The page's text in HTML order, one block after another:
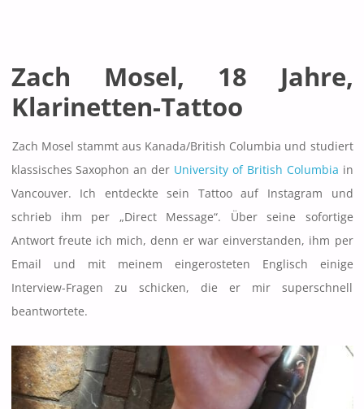
Zach Mosel, 18 Jahre,
Klarinetten-Tattoo
Zach Mosel stammt aus Kanada/British Columbia und studiert
klassisches Saxophon an der University of British Columbia in
Vancouver. Ich entdeckte sein Tattoo auf Instagram und
schrieb ihm per „Direct Message“. Über seine sofortige
Antwort freute ich mich, denn er war einverstanden, ihm per
Email und mit meinem eingerosteten Englisch einige
Interview-Fragen zu schicken, die er mir superschnell
beantwortete.